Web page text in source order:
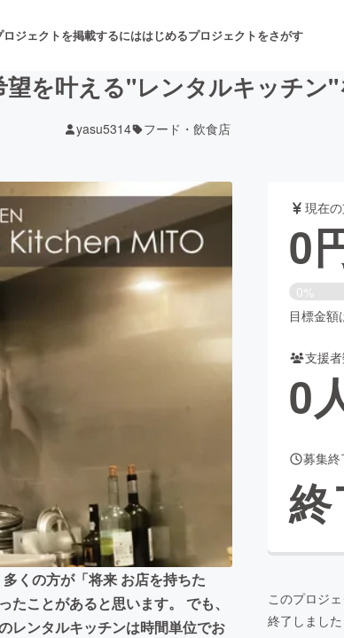
ロジェクトを掲載するにははじめるプロジェクトをさがす
舞台・パフォーマンス
サービス開発 フード・飲食店
ジ ビューティー・ヘルス
CAMPFIRE for Social Good
CAMPFIREふるさと納税
machi-ya
を叶える"レンタルキッチン"
yasu5314 フード・飲食店
くの方が「将来 お店を持ちた
ことがあると思います。 でも、
レンタルキッチンは時間単位でお
現在
0
0%
目標金額
支援
0
募集終
終
このプロジェ
終了しました